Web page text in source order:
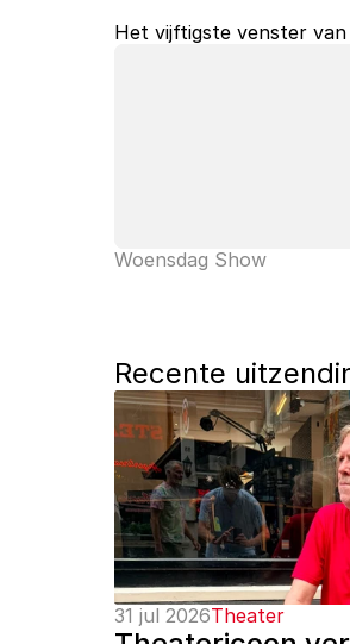
Het vijftigste venster van
Woensdag Show
Recente
31 jul 2026Theater